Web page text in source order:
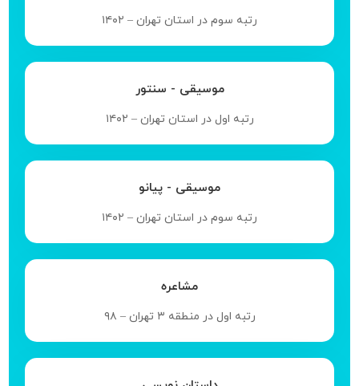
رتبه سوم در استان تهران – ۱۴۰۲
موسیقی - سنتور
رتبه اول در استان تهران – ۱۴۰۲
موسیقی - پیانو
رتبه سوم در استان تهران – ۱۴۰۲
مشاعره
رتبه اول در منطقه ۳ تهران – ۹۸